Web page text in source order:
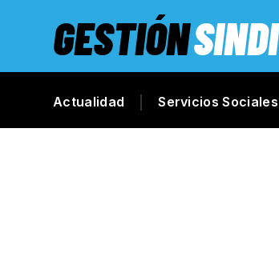
GESTIÓN
Actualidad Servicios Sociales